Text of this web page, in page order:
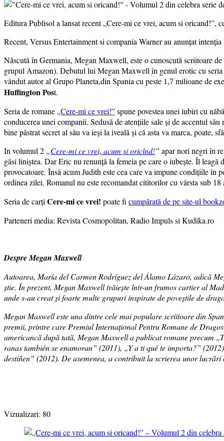
Editura Publisol a lansat recent „Cere-mi ce vrei, acum si oricand!”,
Recent, Versus Entertainment si compania Warner au anunțat
Născută în Germania, Megan Maxwell, este o cunoscută scriitoare
grupul Amazon). Debutul lui Megan Maxwell în genul erotic cu
vândut autor al Grupo Planeta,din Spania cu peste 1,7 milioane de
Huffington Post.
Seria de romane„Cere-mi ce vrei!”spune povestea unei iubiri cu
conducerea unei companii. Sedusă de atențiile sale și de accentul
bine păstrat secret al său va ieși la iveală și că asta va marca, poate,
In volumul 2 „Cere-mi ce vrei, acum și oricînd!” apar nori negri în
găsi liniștea. Dar Eric nu renunță la femeia pe care o iubește. Îl
provocatoare. Însă acum Judith este cea care va impune condițiile în
ordinea zilei. Romanul nu este recomandat cititorilor cu vârsta sub 18
Seria de carțiCere-mi ce vrei! poate ficumpărată de pe site-ul
Parteneri media: Revista Cosmopolitan, Radio Impuls si Kudika.ro
Despre Megan Maxwell
Autoarea, María del Carmen Rodríguez del Álamo Lázaro, adică
știe. În prezent, Megan Maxwell trăiește într-un frumos cartier al
unde s-au creat și foarte multe grupuri inspirate de poveștile de
Megan Maxwell este una dintre cele mai populare scriitoare din
premii, printre care Premiul Internațional Pentru Romane de
americancă după tată, Megan Maxwell a publicat romane precum
ranas también se enamoran” (2011), „Y a ti qué te importa?”
destiñen” (2012). De asemenea, a contribuit la scrierea unor
Vizualizari: 80
Post